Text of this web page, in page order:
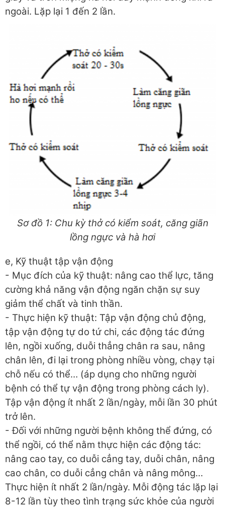
ngoài. Lặp lại 1 đến 2 lần.
Sơ đồ 1: Chu kỳ thở có kiểm soát, căng giãn
lồng ngực và hà hơi
e, Kỹ thuật tập vận động
- Mục đích của kỹ thuật: nâng cao thể lực, tăng
cường khả năng vận động ngăn chặn sự suy
giảm thể chất và tinh thần.
- Thực hiện kỹ thuật: Tập vận động chủ động,
tập vận động tự do tứ chi, các động tác đứng
lên, ngồi xuống, duỗi thẳng chân ra sau, nâng
chân lên, đi lại trong phòng nhiều vòng, chạy tại
chỗ nếu có thể… (áp dụng cho những người
bệnh có thể tự vận động trong phòng cách ly).
Tập vận động ít nhất 2 lần/ngày, mỗi lần 30 phút
trở lên.
- Đối với những người bệnh không thể đứng, có
thể ngồi, có thể nằm thực hiện các động tác:
nâng cao tay, co duỗi cẳng tay, duỗi chân, nâng
cao chân, co duỗi cẳng chân và nâng mông…
Thực hiện ít nhất 2 lần/ngày. Mỗi động tác lặp lại
8-12 lần tùy theo tình trạng sức khỏe của người